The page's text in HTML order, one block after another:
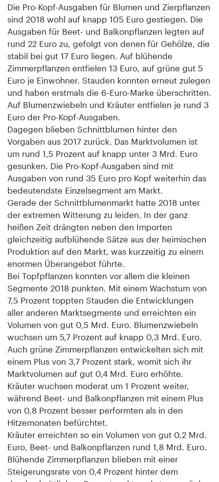
Die Pro-Kopf-Ausgaben für Blumen und Zierpflanzen
sind 2018 wohl auf knapp 105 Euro gestiegen. Die
Ausgaben für Beet- und Balkonpflanzen legten auf
rund 22 Euro zu, gefolgt von denen für Gehölze, die
stabil bei gut 17 Euro liegen. Auf blühende
Zimmerpflanzen entfielen 13 Euro, auf grüne gut 5
Euro je Einwohner. Stauden konnten erneut zulegen
und haben erstmals die 6-Euro-Marke überschritten.
Auf Blumenzwiebeln und Kräuter entfielen je rund 3
Euro der Pro-Kopf-Ausgaben.
Dagegen blieben Schnittblumen hinter den
Vorgaben aus 2017 zurück. Das Marktvolumen ist
um rund 1,5 Prozent auf knapp unter 3 Mrd. Euro
gesunken. Die Pro-Kopf-Ausgaben sind mit
Ausgaben von rund 35 Euro pro Kopf weiterhin das
bedeutendste Einzelsegment am Markt.
Gerade der Schnittblumenmarkt hatte 2018 unter
der extremen Witterung zu leiden. In der ganz
heißen Zeit drängten neben den Importen
gleichzeitig aufblühende Sätze aus der heimischen
Produktion auf den Markt, was kurzzeitig zu einem
enormen Überangebot führte.
Bei Topfpflanzen konnten vor allem die kleinen
Segmente 2018 punkten. Mit einem Wachstum von
7,5 Prozent toppten Stauden die Entwicklungen
aller anderen Marktsegmente und erreichten ein
Volumen von gut 0,5 Mrd. Euro. Blumenzwiebeln
wuchsen um 5,7 Prozent auf knapp 0,3 Mrd. Euro.
Auch grüne Zimmerpflanzen entwickelten sich mit
einem Plus von 3,7 Prozent stark, womit sich ihr
Marktvolumen auf gut 0,4 Mrd. Euro erhöhte.
Kräuter wuchsen moderat um 1 Prozent weiter,
während Beet- und Balkonpflanzen mit einem Plus
von 0,8 Prozent besser performten als in den
Hitzemonaten befürchtet.
Kräuter erreichten so ein Volumen von gut 0,2 Mrd.
Euro, Beet- und Balkonpflanzen rund 1,8 Mrd. Euro.
Blühende Zimmerpflanzen blieben mit einer
Steigerungsrate von 0,4 Prozent hinter dem